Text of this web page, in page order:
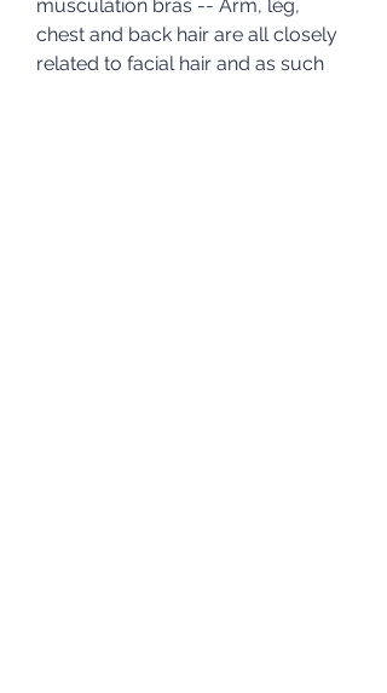
musculation bras -- Arm, leg,
chest and back hair are all closely
related to facial hair and as such